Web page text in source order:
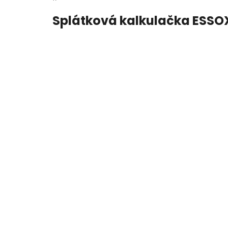
Splátková kalkulačka